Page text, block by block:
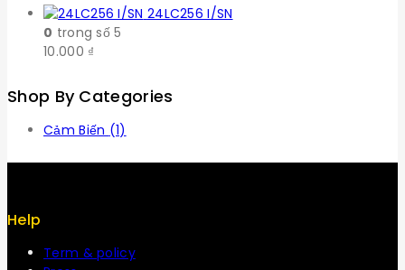
24LC256 I/SN
0 trong số 5
10.000 ₫
Shop By Categories
Cảm Biến (1)
Help
Term & policy